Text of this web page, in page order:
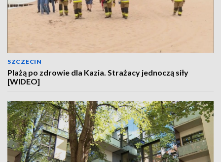
SZCZECIN
Plażą po zdrowie dla Kazia. Strażacy jednoczą siły
[WIDEO]